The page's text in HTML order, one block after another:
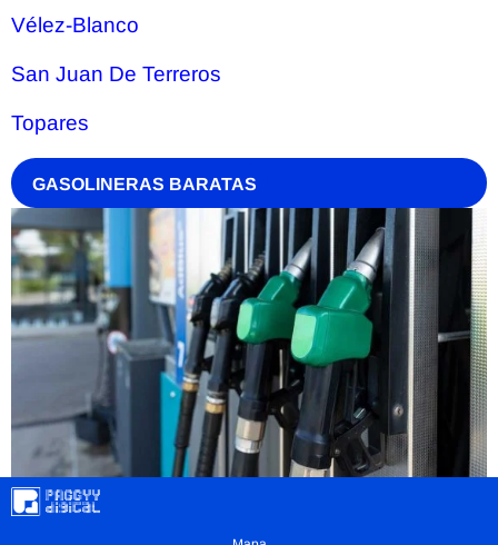
Vélez-Blanco
San Juan De Terreros
Topares
GASOLINERAS BARATAS